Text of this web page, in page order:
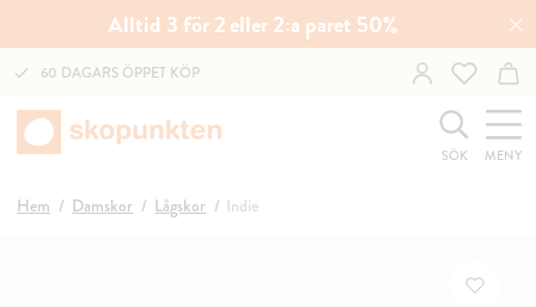
Alltid 3 för 2 eller 2:a paret 50%
60 DAGARS ÖPPET KÖP
SÖK MENY
Hem Damskor Lågskor Indie